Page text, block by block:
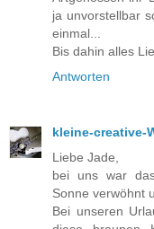
ja unvorstellbar
einmal...
Bis dahin alles
Antworten
kleine-creative-
Liebe Jade,
bei uns war
Sonne verwöhnt
Bei unseren